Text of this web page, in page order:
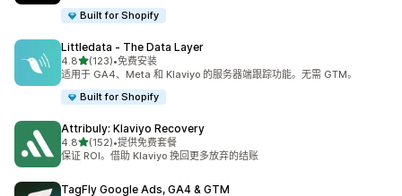
Built for Shopify
Littledata ‑ The Data Layer
4.8星（满分 5 星）
(123)
总共 123 条评论
•免费安装
适用于 GA4、Meta 和 Klaviyo 的服务器端跟踪功能。无需 GTM。
Built for Shopify
Attribuly: Klaviyo Recovery
4.8星（满分 5 星）
(152)
总共 152 条评论
•提供免费套餐
保证 ROI。借助 Klaviyo 挽回更多放弃的结账
TagFly Google Ads, GA4 & GTM